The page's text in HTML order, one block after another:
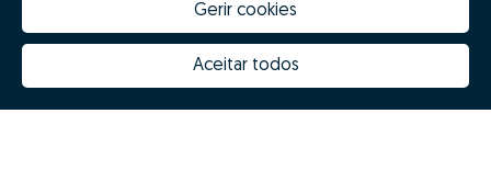
Alternative dispute resolution
Gerir cookies
Aceitar todos